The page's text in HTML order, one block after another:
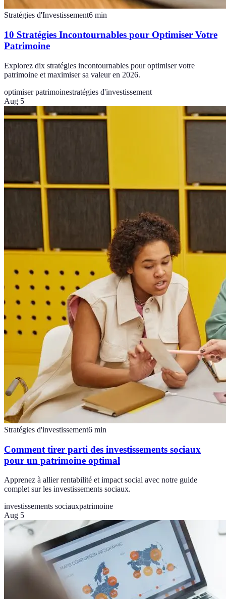
Stratégies d'Investissement6 min
10 Stratégies Incontournables pour Optimiser Votre
Patrimoine
Explorez dix stratégies incontournables pour optimiser votre
patrimoine et maximiser sa valeur en 2026.
optimiser patrimoinestratégies d'investissement
Aug 5
Stratégies d'investissement6 min
Comment tirer parti des investissements sociaux
pour un patrimoine optimal
Apprenez à allier rentabilité et impact social avec notre guide
complet sur les investissements sociaux.
investissements sociauxpatrimoine
Aug 5